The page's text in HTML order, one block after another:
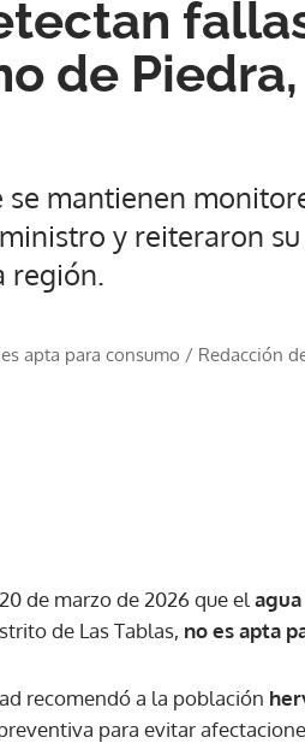
de
mantienen
y reiteraron
región.
apta para consumo / Redacción
de marzo de 2026 que el
de Las Tablas, no es apta
recomendó a la población
para evitar